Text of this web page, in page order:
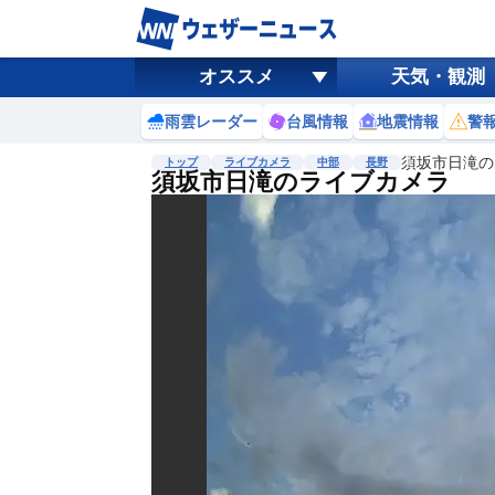
オススメ 天気・観測
雨雲レーダー 台風情報 地震情報 警
トップ ライブカメラ 中部 長野 須坂市日滝
須坂市日滝のライブカメラ